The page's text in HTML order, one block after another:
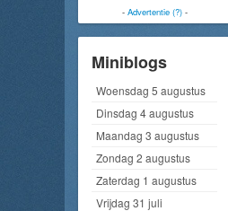
- Advertentie (?)-
Miniblogs
Woensdag 5 augustus
Dinsdag 4 augustus
Maandag 3 augustus
Zondag 2 augustus
Zaterdag 1 augustus
Vrijdag 31 juli